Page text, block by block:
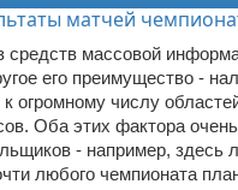
средств массовой
его преимущество -
огромному числу
Оба этих фактора
- например, здесь
любого чемпионата